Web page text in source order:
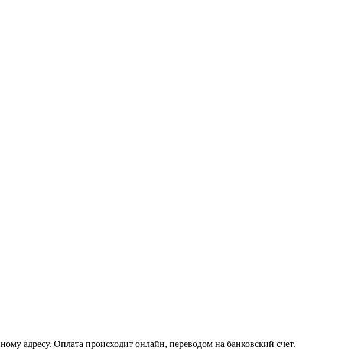
адресу. Оплата происходит онлайн, переводом на банковский счет.